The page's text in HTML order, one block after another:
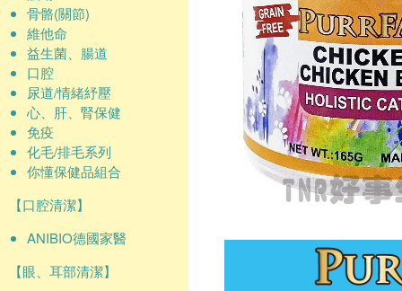
骨骼(關節)
維他命
益生菌、腸道
口腔
尿道/情緒紓壓
心、肝、腎保健
免疫
化毛/排毛系列
你懂保健品組合
【口腔清潔】
ANIBIO德國家醫
【眼、耳部清潔】